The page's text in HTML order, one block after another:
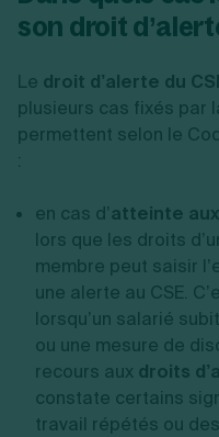
son droit
Le droit d’alerte du
plusieurs cas fixés par
permettent selon le
:
en cas d’atteinte
lors que les droits
membre peut saisir
une alerte au CSE.
lorsqu’un salarié
ou une mesure de
recours aux droits
constate certains
travail répétés ou